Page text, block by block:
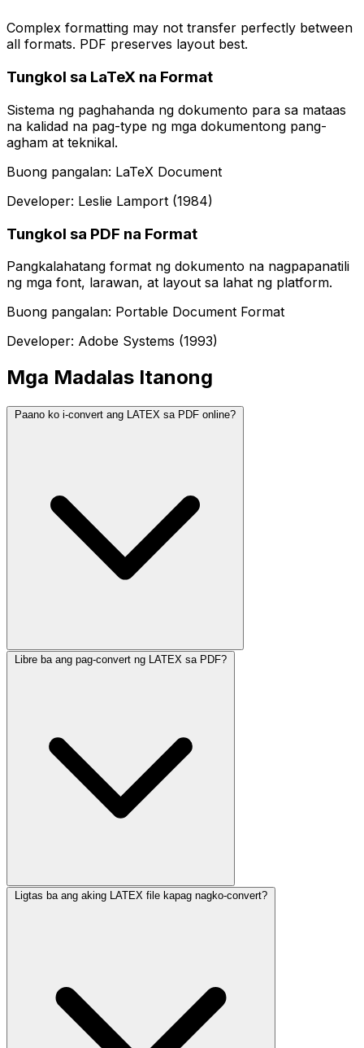
Complex formatting may not transfer perfectly between
all formats. PDF preserves layout best.
Tungkol sa LaTeX na Format
Sistema ng paghahanda ng dokumento para sa mataas
na kalidad na pag-type ng mga dokumentong pang-
agham at teknikal.
Buong pangalan: LaTeX Document
Developer: Leslie Lamport (1984)
Tungkol sa PDF na Format
Pangkalahatang format ng dokumento na nagpapanatili
ng mga font, larawan, at layout sa lahat ng platform.
Buong pangalan: Portable Document Format
Developer: Adobe Systems (1993)
Mga Madalas Itanong
Paano ko i-convert ang LATEX sa PDF online?
Libre ba ang pag-convert ng LATEX sa PDF?
Ligtas ba ang aking LATEX file kapag nagko-convert?